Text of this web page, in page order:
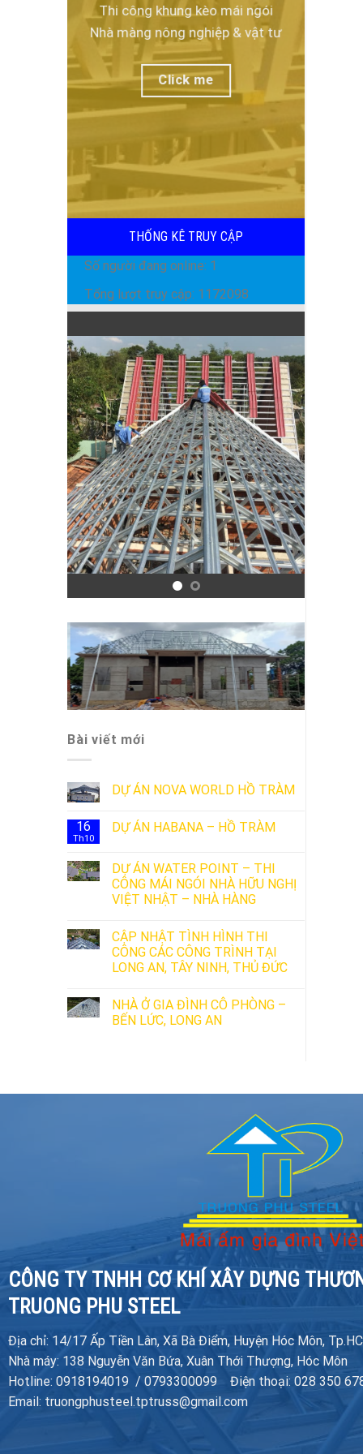
Thi công khung kèo mái ngói
Nhà màng nông nghiệp & vật tư
Click me
THỐNG KÊ TRUY CẬP
Số người đang online: 1
Tổng lượt truy cập: 1172098
Bài viết mới
DỰ ÁN NOVA WORLD HỒ TRÀM
16
Th10
DỰ ÁN HABANA – HỒ TRÀM
DỰ ÁN WATER POINT – THI
CÔNG MÁI NGÓI NHÀ HỮU NGHỊ
VIỆT NHẬT – NHÀ HÀNG
CẬP NHẬT TÌNH HÌNH THI
CÔNG CÁC CÔNG TRÌNH TẠI
LONG AN, TÂY NINH, THỦ ĐỨC
NHÀ Ở GIA ĐÌNH CÔ PHÒNG –
BẾN LỨC, LONG AN
CÔNG TY TNHH CƠ KHÍ XÂY DỰNG
TRUONG PHU STEEL
Địa chỉ: 14/17 Ấp Tiền Lân, Xã Bà Điểm, Huyện Hóc Môn,
Nhà máy: 138 Nguyễn Văn Bứa, Xuân Thới Thượng, Hóc Môn
Hotline: 0918194019 / 0793300099 Điện thoại: 028 350
Email: truongphusteel.tptruss@gmail.com